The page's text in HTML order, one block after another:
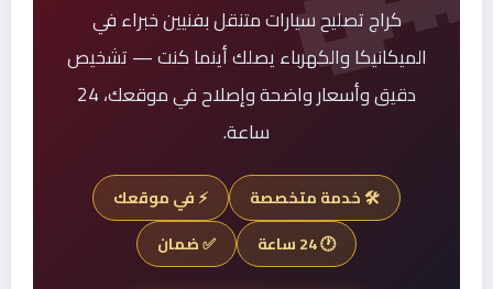
كراج تصليح سيارات متنقل بفنيين خبراء في
الميكانيكا والكهرباء يصلك أينما كنت — تشخيص
دقيق وأسعار واضحة وإصلاح في موقعك، 24
ساعة.
🛠️ خدمة متخصصة
⚡ في موقعك
🕐 24 ساعة
✅ ضمان